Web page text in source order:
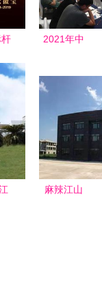
2021年中
百强排行榜
500强企业
实力迈上新
台阶，江山
集团表现亮
麻辣江山